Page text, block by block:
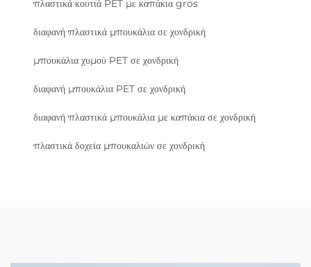
πλαστικά κουτιά PET με καπάκια gros
διαφανή πλαστικά μπουκάλια σε χονδρική
μπουκάλια χυμού PET σε χονδρική
διαφανή μπουκάλια PET σε χονδρική
διαφανή πλαστικά μπουκάλια με καπάκια σε χονδρική
πλαστικά δοχεία μπουκαλιών σε χονδρική